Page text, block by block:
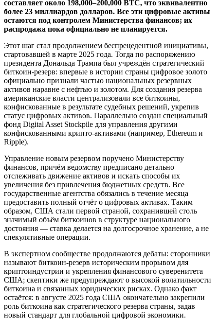
составляет около 198,000–200,000 BTC, что эквивалентно
более 23 миллиардов долларов. Все эти цифровые активы
остаются под контролем Министерства финансов; их
распродажа пока официально не планируется.
Этот шаг стал продолжением беспрецедентной инициативы,
стартовавшей в марте 2025 года. Тогда по распоряжению
президента Дональда Трампа был учреждён стратегический
биткоин-резерв: впервые в истории страны цифровое золото
официально признали частью национальных резервных
активов наравне с нефтью и золотом. Для создания резерва
американские власти централизовали все биткоины,
конфискованные в результате судебных решений, укрепив
статус цифровых активов. Параллельно создан специальный
фонд Digital Asset Stockpile для управления другими
конфискованными крипто-активами (например, Ethereum и
Ripple).
Управление новым резервом поручено Министерству
финансов, причём ведомству предписано детально
отслеживать движение активов и искать способы их
увеличения без привлечения бюджетных средств. Все
государственные агентства обязались в течение месяца
предоставить полный отчёт о цифровых активах. Таким
образом, США стали первой страной, сохранившей столь
значимый объём биткоинов в структуре национального
достояния — ставка делается на долгосрочное хранение, а не
спекулятивные операции.
В экспертном сообществе продолжаются дебаты: сторонники
называют биткоин-резерв историческим прорывом для
криптоиндустрии и укрепления финансового суверенитета
США; скептики же предупреждают о высокой волатильности
биткоина и связанных юридических рисках. Однако факт
остаётся: в августе 2025 года США окончательно закрепили
роль биткоина как стратегического резерва страны, задав
новый стандарт для глобальной цифровой экономики.